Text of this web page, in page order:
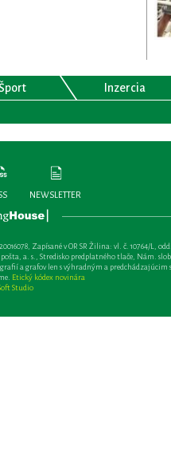
Inzercia
NEWSLETTER
Zapísané v OR SR Žilina: vl. č. 10764/L,
a. s., Stredisko predplatného tlače, Nám.
a grafov len s výhradným a predchádzajúcim
Etický kódex novinára
Studio